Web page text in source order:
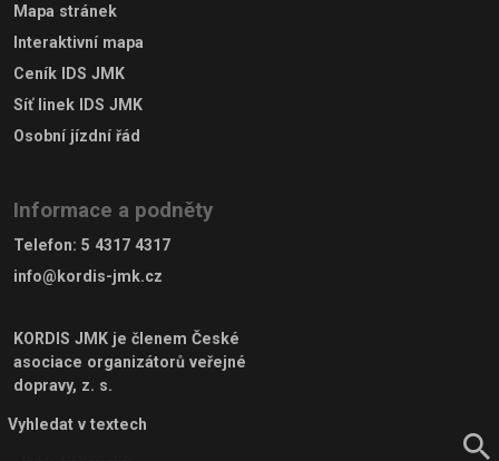
Mapa stránek
Interaktivní mapa
Ceník IDS JMK
Síť linek IDS JMK
Osobní jízdní řád
Informace a podněty
Telefon: 5 4317 4317
info@kordis-jmk.cz
KORDIS JMK je členem České
asociace organizátorů veřejné
dopravy, z. s.
Vyhledat v textech